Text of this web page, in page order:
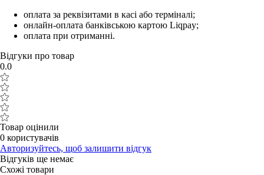
оплата за реквізитами в касі або терміналі;
онлайн-оплата банківською картою Liqpay;
оплата при отриманні.
Відгуки про товар
0.0
Товар оцінили
0 користувачів
Авторизуйтесь, щоб залишити відгук
Відгуків ще немає
Схожі товари